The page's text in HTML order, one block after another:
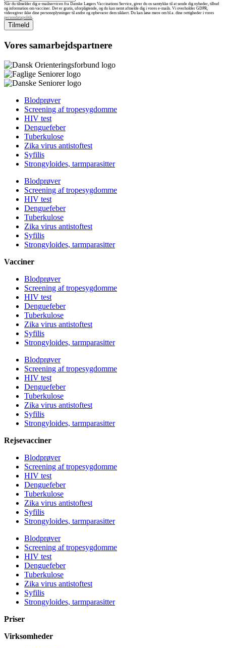
Når du tilmelder dig e-mailservicen fra Danske Lægers Vaccinations Service, giver du os samtykke til at sende dig nyheder, tilbud
og information om vacciner. Det er gratis, uforpligtende, og du kan nemt afmelde dig i vores e-mails. Vi overholder GDPR,
videregiver ikke dine personoplysninger til andre og opbevarer dem sikkert. Du kan læse mere om bl.a. dine rettigheder i vores
persondatapolitik.
Vores samarbejdspartnere
Blodprøver
Screening af tropesygdomme
HIV test
Denguefeber
Tuberkulose
Zika virus antistoftest
Syfilis
Strongyloides, tarmparasitter
Blodprøver
Screening af tropesygdomme
HIV test
Denguefeber
Tuberkulose
Zika virus antistoftest
Syfilis
Strongyloides, tarmparasitter
Vacciner
Blodprøver
Screening af tropesygdomme
HIV test
Denguefeber
Tuberkulose
Zika virus antistoftest
Syfilis
Strongyloides, tarmparasitter
Blodprøver
Screening af tropesygdomme
HIV test
Denguefeber
Tuberkulose
Zika virus antistoftest
Syfilis
Strongyloides, tarmparasitter
Rejsevacciner
Blodprøver
Screening af tropesygdomme
HIV test
Denguefeber
Tuberkulose
Zika virus antistoftest
Syfilis
Strongyloides, tarmparasitter
Blodprøver
Screening af tropesygdomme
HIV test
Denguefeber
Tuberkulose
Zika virus antistoftest
Syfilis
Strongyloides, tarmparasitter
Priser
Virksomheder